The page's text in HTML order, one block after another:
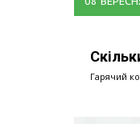
Гарячий